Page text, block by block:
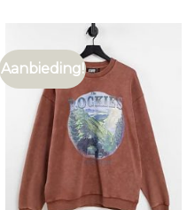
Aanbieding!